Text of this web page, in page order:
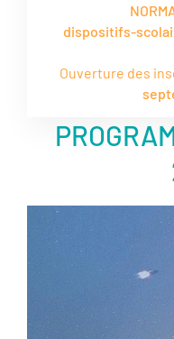
dispositifs-
Ouverture des